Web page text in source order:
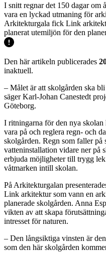
I snitt regnar det 150 dagar om
vara en lyckad utmaning för
Arkitekturgala fick Link
planerat utemiljön för den
Den här artikeln publicerades
inaktuell.
– Målet är att skolgården ska
säger Karl-Johan Canestedt
Göteborg.
I ritningarna för den nya skolan
vara på och reglera regn- och
skolgården. Regn som faller på
vatteninstallation vidare ner på
erbjuda möjligheter till trygg
våtmarken intill skolan.
På Arkitekturgalan
Link arkitektur som vann en
planerade skolgården. Anna
vikten av att skapa
intresset för naturen.
– Den långsiktiga vinsten är
som den här skolgården